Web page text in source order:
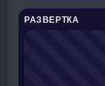
РАЗВЕРТКА